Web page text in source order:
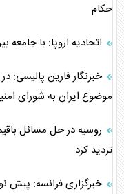
حکام
اتحادیه اروپا: با
خبرنگار فارین پالیسی:
موضوع ایران به شورای
روسیه در حل مسائل
تردید کرد
خبرگزاری فرانسه: پیش